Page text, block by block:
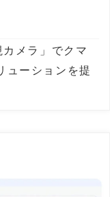
メラ」でクマ
ューションを提